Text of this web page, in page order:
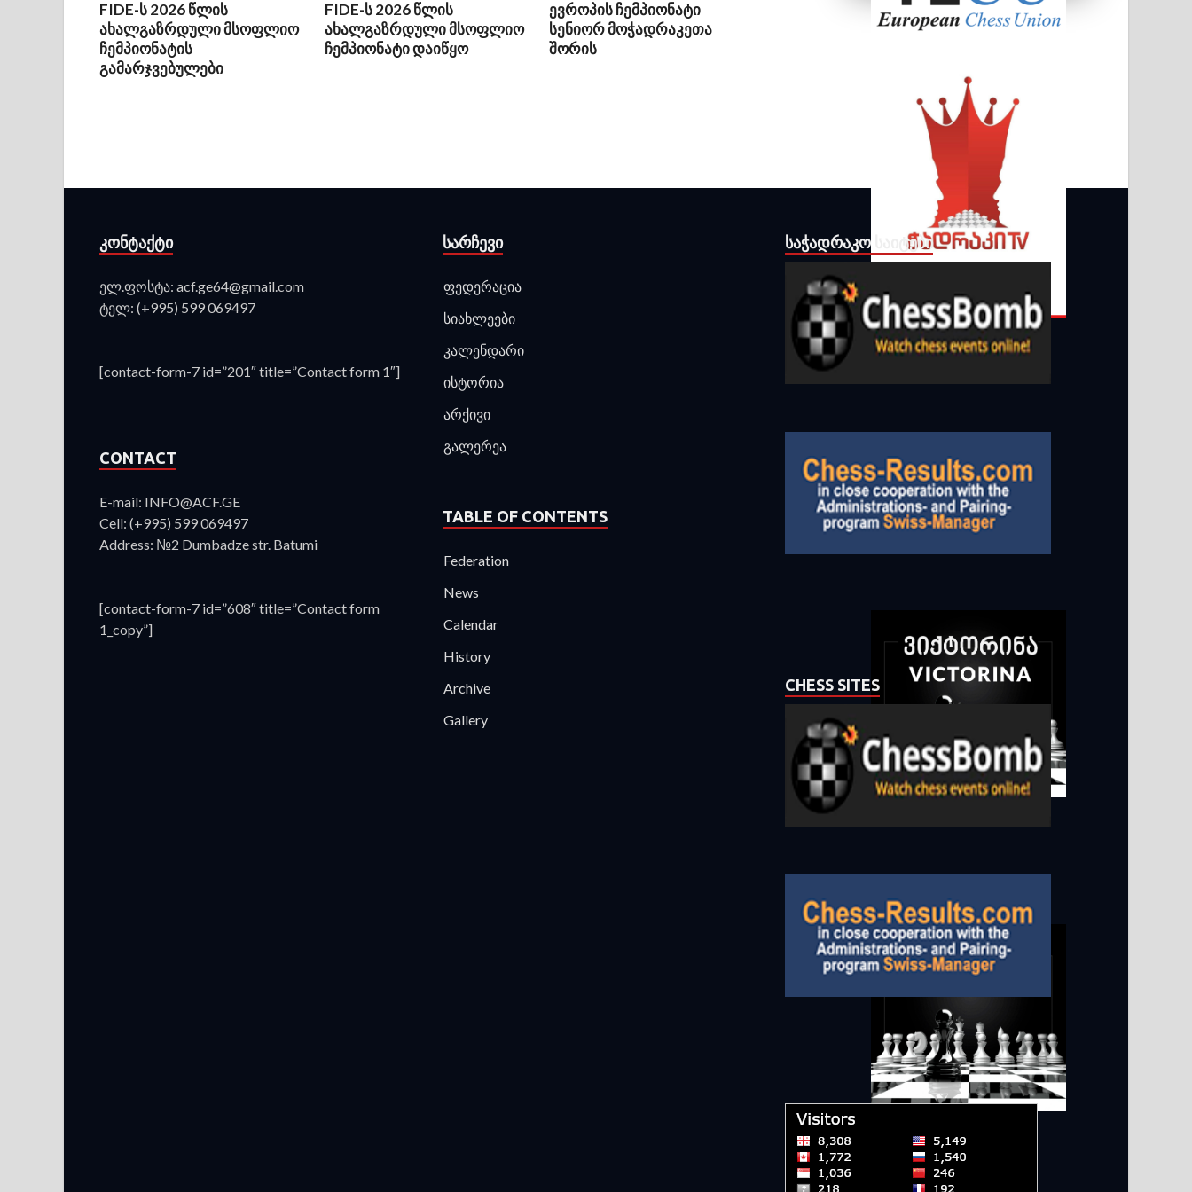
FIDE-ს 2026 წლის
ახალგაზრდული მსოფლიო
ჩემპიონატის
გამარჯვებულები
FIDE-ს 2026 წლის
ახალგაზრდული მსოფლიო
ჩემპიონატი დაიწყო
ევროპის ჩემპიონატი
სენიორ მოჭადრაკეთა
შორის
ᲙᲝᲜᲢᲐᲥᲢᲘ
ელ.ფოსტა: acf.ge64@gmail.com
ტელ: (+995) 599 069497
[contact-form-7 id=”201″ title=”Contact form 1″]
CONTACT
E-mail: INFO@ACF.GE
Cell: (+995) 599 069497
Address: №2 Dumbadze str. Batumi
[contact-form-7 id=”608″ title=”Contact form
1_copy”]
ᲡᲐᲠᲩᲔᲕᲘ
ფედერაცია
სიახლეები
კალენდარი
ისტორია
არქივი
გალერეა
TABLE OF CONTENTS
Federation
News
Calendar
History
Archive
Gallery
ᲡᲐᲭᲐᲓᲠᲐᲙᲝ ᲡᲐᲘᲢᲔᲑᲘ
CHESS SITES